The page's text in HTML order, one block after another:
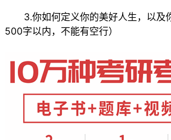
3.你如何定义你的美好人生，以及
500字以内，不能有空行）